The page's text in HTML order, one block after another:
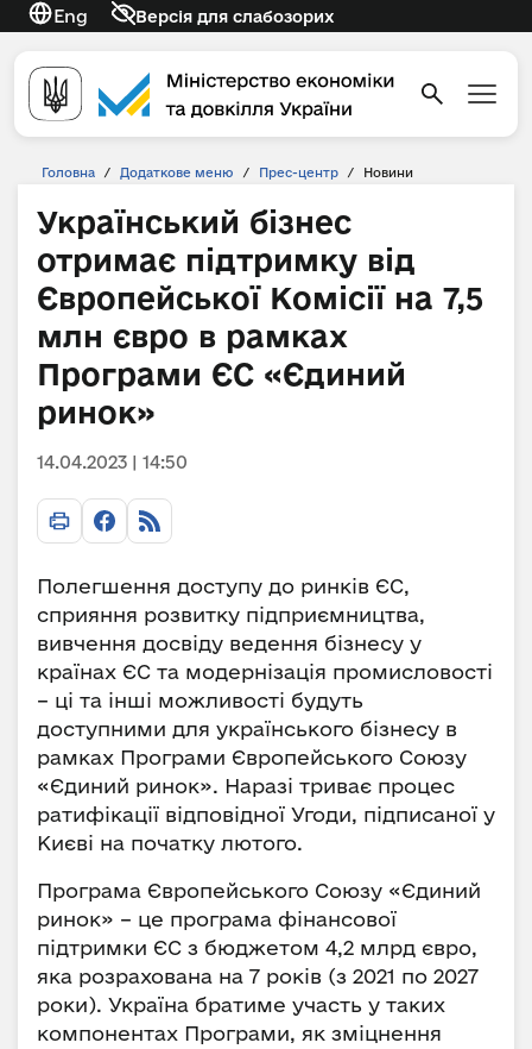
Eng Версія для слабозорих
Головна / Додаткове меню / Прес-центр / Новини
Український бізнес
отримає підтримку від
Європейської Комісії на 7,5
млн євро в рамках
Програми ЄС «Єдиний
ринок»
14.04.2023 | 14:50
Полегшення доступу до ринків ЄС,
сприяння розвитку підприємництва,
вивчення досвіду ведення бізнесу у
країнах ЄС та модернізація промисловості
– ці та інші можливості будуть
доступними для українського бізнесу в
рамках Програми Європейського Союзу
«Єдиний ринок». Наразі триває процес
ратифікації відповідної Угоди, підписаної у
Києві на початку лютого.
Програма Європейського Союзу «Єдиний
ринок» – це програма фінансової
підтримки ЄС з бюджетом 4,2 млрд євро,
яка розрахована на 7 років (з 2021 по 2027
роки). Україна братиме участь у таких
компонентах Програми, як зміцнення